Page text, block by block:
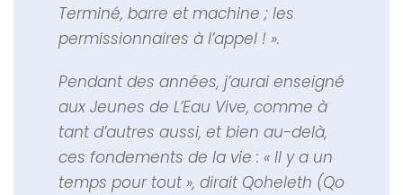
Terminé, barre et machine ; les
permissionnaires à l’appel ! ».
Pendant des années, j’aurai enseigné
aux Jeunes de L’Eau Vive, comme à
tant d’autres aussi, et bien au-delà,
ces fondements de la vie : « Il y a un
temps pour tout », dirait Qoheleth (Qo